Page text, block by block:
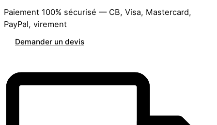
Paiement 100% sécurisé — CB, Visa, Mastercard,
PayPal, virement
Demander un devis